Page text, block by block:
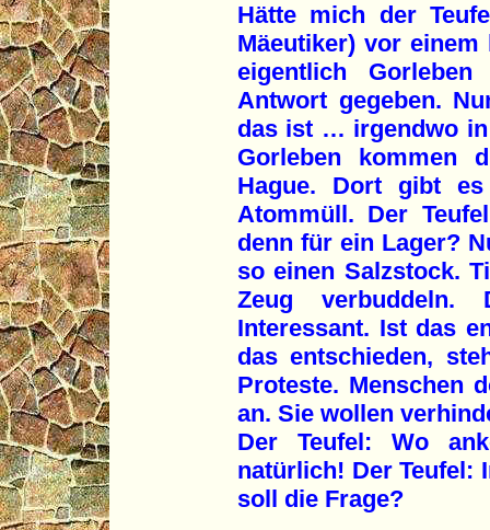
Hätte mich der
Mäeutiker) vor
eigentlich
Antwort gegeben.
das ist … irgendwo
Gorleben kommen
Hague. Dort gibt
Atommüll. Der
denn für ein Lager?
so einen Salzstock.
Zeug verbuddeln.
Interessant. Ist das
das entschieden,
Proteste. Menschen
an. Sie wollen
Der Teufel: Wo
natürlich! Der Teufel:
soll die Frage?